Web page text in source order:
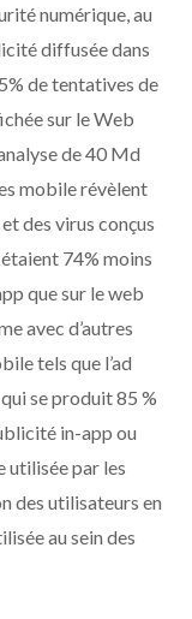
numérique, au
diffusée dans
de tentatives de
sur le Web
de 40 Md
mobile révèlent
des virus conçus
74% moins
que sur le web
avec d’autres
tels que l’ad
se produit 85 %
in-app ou
utilisée par les
des utilisateurs en
au sein des